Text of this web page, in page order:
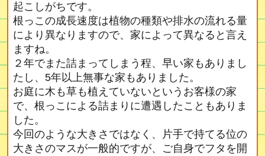
起こしがちです。
根っこの成長速度は植物の種類や排水の流れる量
により異なりますので、家によって異なると言え
ますね。
２年でまた詰まってしまう程、早い家もありまし
たし、5年以上無事な家もありました。
お庭に木も草も植えていないというお客様の家
で、根っこによる詰まりに遭遇したこともありま
した。
今回のような大きさではなく、片手で持てる位の
大きさのマスが一般的ですが、ご自身でフタを開